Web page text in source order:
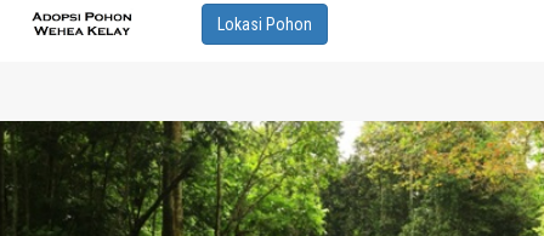
Lokasi Pohon